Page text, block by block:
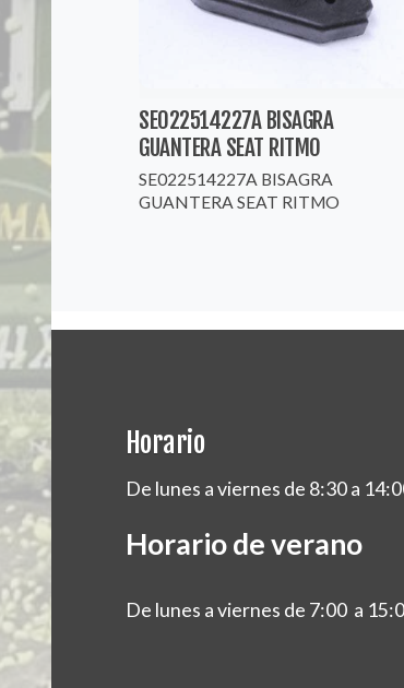
SE022514227A BISAGRA
GUANTERA SEAT RITMO
SE022514227A BISAGRA
GUANTERA SEAT RITMO
Horario
De lunes a viernes de 8:30 a
Horario de verano
De lunes a viernes de 7:00 a